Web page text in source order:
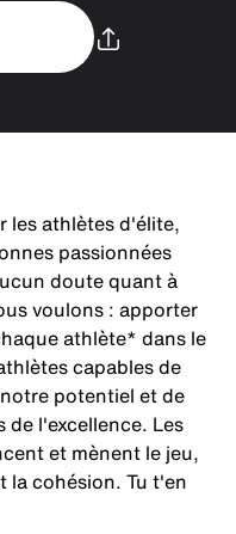
les athlètes d'élite,
passionnées
doute quant à
voulons : apporter
athlète* dans le
capables de
potentiel et de
l'excellence. Les
et mènent le jeu,
la cohésion. Tu t'en